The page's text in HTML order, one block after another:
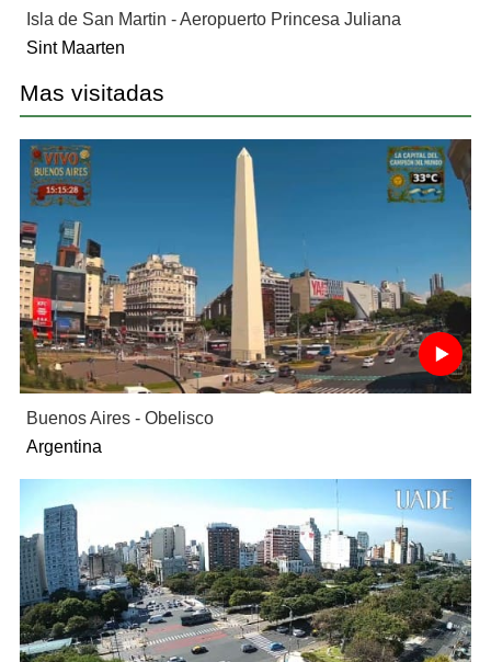
Isla de San Martin - Aeropuerto Princesa Juliana
Sint Maarten
Mas visitadas
Buenos Aires - Obelisco
Argentina